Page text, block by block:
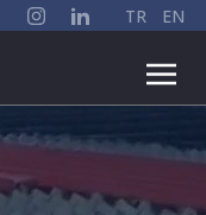
TR EN